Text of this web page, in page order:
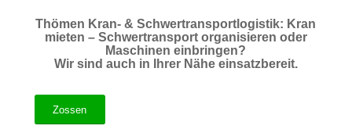
Thömen Kran- & Schwertransportlogistik: Kran
mieten – Schwertransport organisieren oder
Maschinen einbringen?
Wir sind auch in Ihrer Nähe einsatzbereit.
Zossen